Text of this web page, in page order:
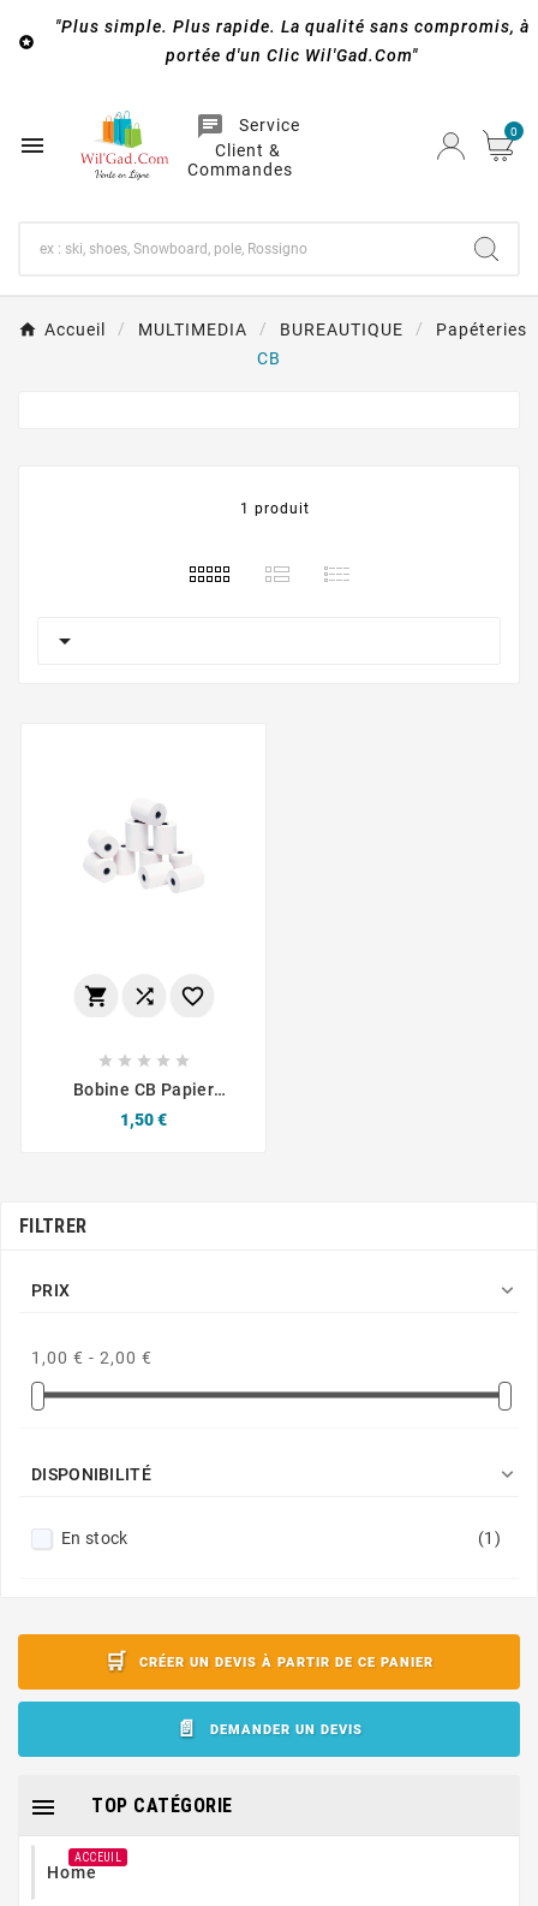

"Plus simple. Plus rapide. La qualité sans compromis, à
portée d'un Clic Wil'Gad.Com"

chat
Service
Client &
Commandes
0
Accueil MULTIMEDIA BUREAUTIQUE
Papéteries
CB
1 produit

  
    
Bobine CB Papier
L'unité
Prix
1,50 €
FILTRER
PRIX 
1,00 € - 2,00 €
DISPONIBILITÉ 
En stock (1)
CRÉER UN DEVIS À PARTIR DE CE PANIER
DEMANDER UN DEVIS
TOP CATÉGORIE

Home
ACCEUIL